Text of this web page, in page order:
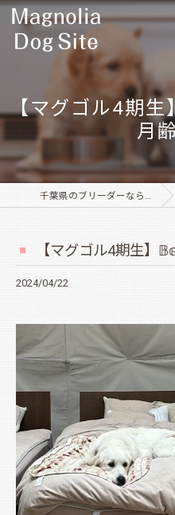
【マグゴル4期
月
千葉県のブリーダーならMagnolia Dog Site
【マグゴル4期生】
2024/04/22